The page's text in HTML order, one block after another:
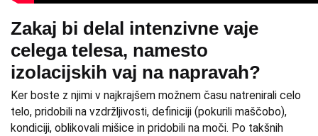
Zakaj bi delal intenzivne vaje
celega telesa, namesto
izolacijskih vaj na napravah?
Ker boste z njimi v najkrajšem možnem času natrenirali celo
telo, pridobili na vzdržljivosti, definiciji (pokurili maščobo),
kondiciji, oblikovali mišice in pridobili na moči. Po takšnih